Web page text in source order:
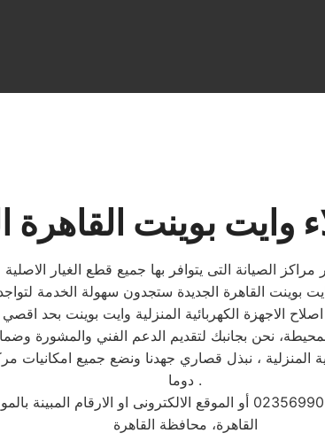
وايت بوينت القاهرة
مراكز الصيانة التى يتوافر بها جميع قطع الغيار
المنزلية ، نبذل قصاري جهدنا ونضع جميع
دوما .
القاهرة، محافظة القاهرة